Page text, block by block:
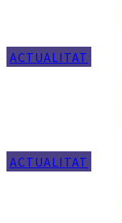
ACTUALITAT
ACTUALITAT